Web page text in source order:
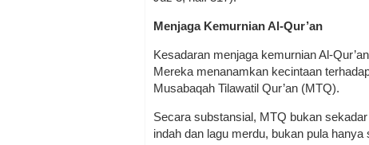
Menjaga Kemurnian Al-Qur’an
Kesadaran menjaga kemurnian Al-
Mereka menanamkan kecintaan
Musabaqah Tilawatil Qur’an (MTQ).
Secara substansial, MTQ bukan
indah dan lagu merdu, bukan pula